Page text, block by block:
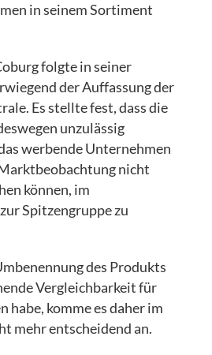
in seinem Sortiment
folgte in seiner
der Auffassung der
Es stellte fest, dass die
unzulässig
werbende Unternehmen
nicht
können, im
Spitzengruppe zu
des Produkts
Vergleichbarkeit für
habe, komme es daher im
mehr entscheidend an.